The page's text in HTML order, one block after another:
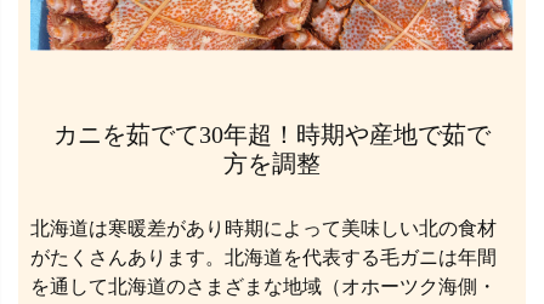
カニを茹でて30年超！時期や産地で茹で
方を調整
北海道は寒暖差があり時期によって美味しい北の食材
がたくさんあります。北海道を代表する毛ガニは年間
を通して北海道のさまざまな地域（オホーツク海側・